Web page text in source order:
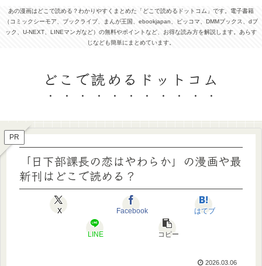
あの漫画はどこで読める？わかりやすくまとめた「どこで読めるドットコム」です。電子書籍
（コミックシーモア、ブックライブ、まんが王国、ebookjapan、ピッコマ、DMMブックス、dブ
ック、U-NEXT、LINEマンガなど）の無料やポイントなど、お得な読み方を解説します。あらす
じなども簡単にまとめています。
どこで読めるドットコム
PR
「日下部課長の恋はやわらか」の漫画や最
新刊はどこで読める？
X Facebook はてブ
LINE コピー
2026.03.06